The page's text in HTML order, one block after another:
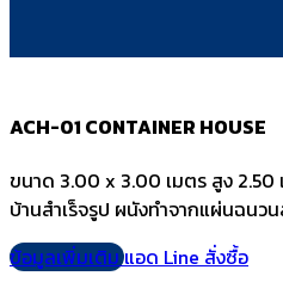
ACH-01 CONTAINER HOUSE
ขนาด 3.00 x 3.00 เมตร สูง 2.50
บ้านสำเร็จรูป ผนังทำจากแผ่นฉนว
ข้อมูลเพิ่มเติม แอด Line สั่งซื้อ